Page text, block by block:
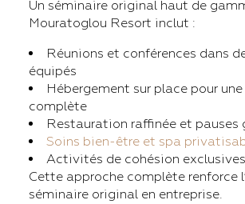
Un séminaire original haut de
Mouratoglou Resort inclut :
Réunions et conférences dans
équipés
Hébergement sur place pour
complète
Restauration raffinée et pauses
Soins bien-être et spa
Activités de cohésion exclusives
Cette approche complète renforce
séminaire original en entreprise.